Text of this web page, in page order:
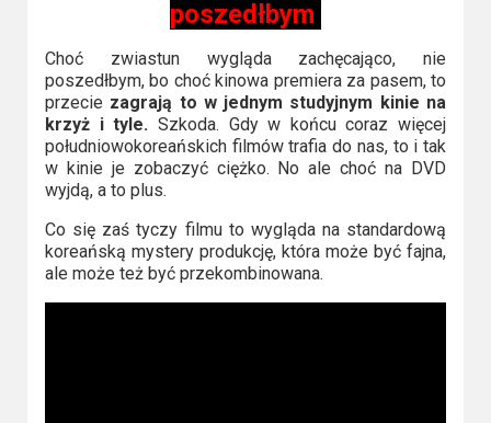
poszedłbym
Choć zwiastun wygląda zachęcająco, nie
poszedłbym, bo choć kinowa premiera za pasem, to
przecie zagrają to w jednym studyjnym kinie na
krzyż i tyle. Szkoda. Gdy w końcu coraz więcej
południowokoreańskich filmów trafia do nas, to i tak
w kinie je zobaczyć ciężko. No ale choć na DVD
wyjdą, a to plus.
Co się zaś tyczy filmu to wygląda na standardową
koreańską mystery produkcję, która może być fajna,
ale może też być przekombinowana.